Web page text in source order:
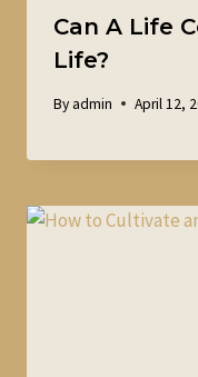
Can A Life
Life?
Byadmin April 12,